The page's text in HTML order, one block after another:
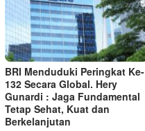
BRI Menduduki Peringkat Ke-
132 Secara Global. Hery
Gunardi : Jaga Fundamental
Tetap Sehat, Kuat dan
Berkelanjutan